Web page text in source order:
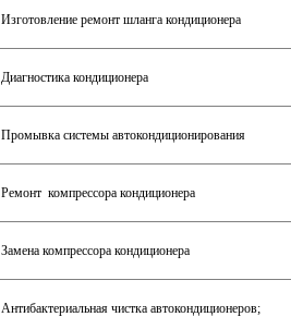
Изготовление ремонт шланга кондиционера
Диагностика кондиционера
Промывка системы автокондиционирования
Ремонт компрессора кондиционера
Замена компрессора кондиционера
Антибактериальная чистка автокондиционеров;